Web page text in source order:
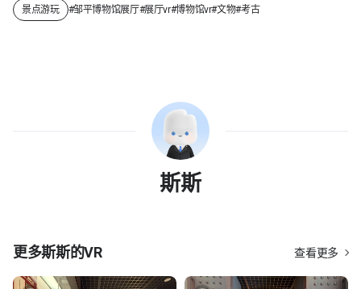
景点游玩 #邹平博物馆展厅#展厅vr#博物馆vr#文物#考古
斯斯
更多斯斯的VR 查看更多